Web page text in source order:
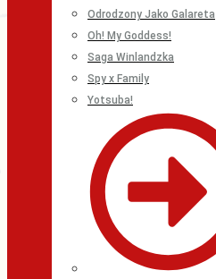
Odrodzony Jako Galareta
Oh! My Goddess!
Saga Winlandzka
Spy x Family
Yotsuba!